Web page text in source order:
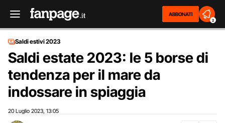
ABBONATI
2
Saldi estivi 2023
Saldi estate 2023: le 5 borse di
tendenza per il mare da
indossare in spiaggia
20 Luglio 2023 13:05